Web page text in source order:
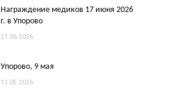
Награждение медиков 17 июня 2026
г. в Упорово
21.06.2026
Упорово, 9 мая
12.05.2026